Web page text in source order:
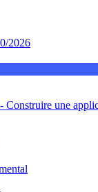
2026
Construire une